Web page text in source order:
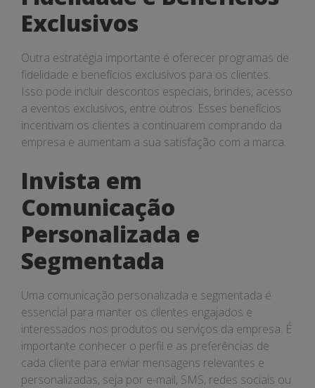
Exclusivos
Outra estratégia importante é oferecer programas de
fidelidade e benefícios exclusivos para os clientes.
Isso pode incluir descontos especiais, brindes, acesso
a eventos exclusivos, entre outros. Esses benefícios
incentivam os clientes a continuarem comprando da
empresa e aumentam a sua satisfação com a marca.
Invista em
Comunicação
Personalizada e
Segmentada
Uma comunicação personalizada e segmentada é
essencial para manter os clientes engajados e
interessados nos produtos ou serviços da empresa. É
importante conhecer o perfil e as preferências de
cada cliente para enviar mensagens relevantes e
personalizadas, seja por e-mail, SMS, redes sociais ou